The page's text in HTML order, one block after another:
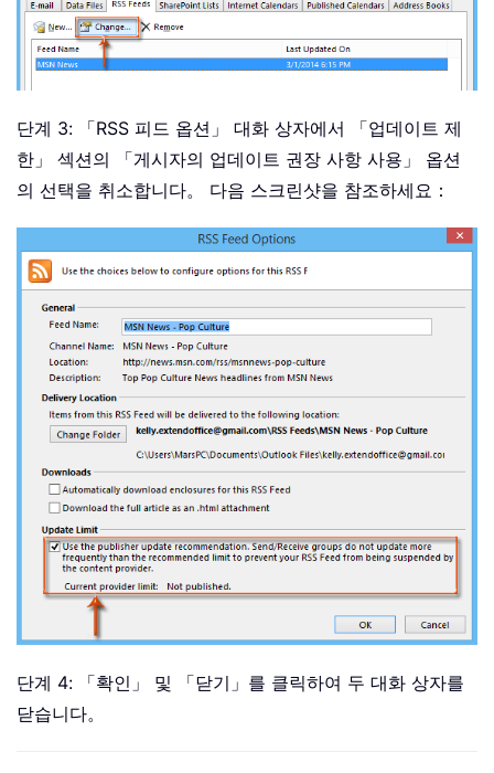
단계 3: 「RSS 피드 옵션」 대화 상자에서 「업데이트 제
한」 섹션의 「게시자의 업데이트 권장 사항 사용」 옵션
의 선택을 취소합니다。 다음 스크린샷을 참조하세요：
단계 4: 「확인」 및 「닫기」를 클릭하여 두 대화 상자를
닫습니다。